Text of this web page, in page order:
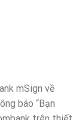
mSign về
báo “Bạn